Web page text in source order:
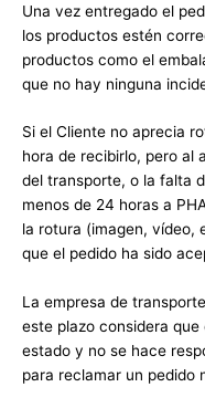
Una vez entregado el
los productos estén
productos como el
que no hay ninguna
Si el Cliente no aprecia
hora de recibirlo, pero al
del transporte, o la falta
menos de 24 horas a
la rotura (imagen, vídeo,
que el pedido ha sido
La empresa de
este plazo considera
estado y no se hace
para reclamar un pedido